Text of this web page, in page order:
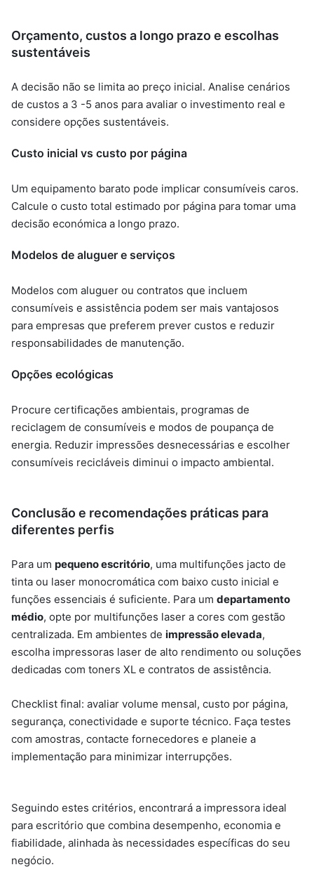
Orçamento, custos a longo prazo e escolhas
sustentáveis
A decisão não se limita ao preço inicial. Analise cenários
de custos a 3 -5 anos para avaliar o investimento real e
considere opções sustentáveis.
Custo inicial vs custo por página
Um equipamento barato pode implicar consumíveis caros.
Calcule o custo total estimado por página para tomar uma
decisão económica a longo prazo.
Modelos de aluguer e serviços
Modelos com aluguer ou contratos que incluem
consumíveis e assistência podem ser mais vantajosos
para empresas que preferem prever custos e reduzir
responsabilidades de manutenção.
Opções ecológicas
Procure certificações ambientais, programas de
reciclagem de consumíveis e modos de poupança de
energia. Reduzir impressões desnecessárias e escolher
consumíveis recicláveis diminui o impacto ambiental.
Conclusão e recomendações práticas para
diferentes perfis
Para um pequeno escritório, uma multifunções jacto de
tinta ou laser monocromática com baixo custo inicial e
funções essenciais é suficiente. Para um departamento
médio, opte por multifunções laser a cores com gestão
centralizada. Em ambientes de impressão elevada,
escolha impressoras laser de alto rendimento ou soluções
dedicadas com toners XL e contratos de assistência.
Checklist final: avaliar volume mensal, custo por página,
segurança, conectividade e suporte técnico. Faça testes
com amostras, contacte fornecedores e planeie a
implementação para minimizar interrupções.
Seguindo estes critérios, encontrará a impressora ideal
para escritório que combina desempenho, economia e
fiabilidade, alinhada às necessidades específicas do seu
negócio.